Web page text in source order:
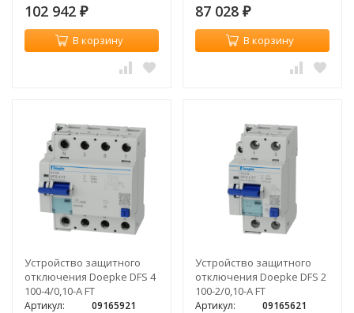
102 942 ₽
В корзину
87 028 ₽
В корзину
Устройство защитного
отключения Doepke DFS 4
100-4/0,10-A FT
Артикул: 09165921
Устройство защитного
отключения Doepke DFS 2
100-2/0,10-A FT
Артикул: 09165621